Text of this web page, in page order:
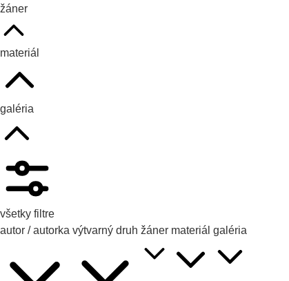
žáner
materiál
galéria
všetky filtre
autor / autorka výtvarný druh žáner materiál galéria